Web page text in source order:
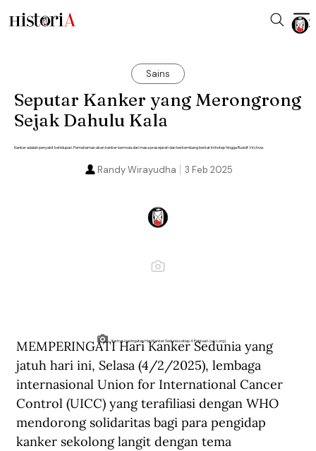
Sains
Seputar Kanker yang Merongrong
Sejak Dahulu Kala
Kanker adalah penyakit kehidupan. Pemahaman akan kanker bermula dari masa prasejarah dan berkembang berkat Imhotep hingga Rudolf Virchow.
3 Feb 2025
Randy Wirayudha
Ilustrasi peringatan Hari Kanker Sedunia setiap 4 Februari. (uicc.org).
MEMPERINGATI Hari Kanker Sedunia yang
jatuh hari ini, Selasa (4/2/2025), lembaga
internasional Union for International Cancer
Control (UICC) yang terafiliasi dengan WHO
mendorong solidaritas bagi para pengidap
kanker sekolong langit dengan tema